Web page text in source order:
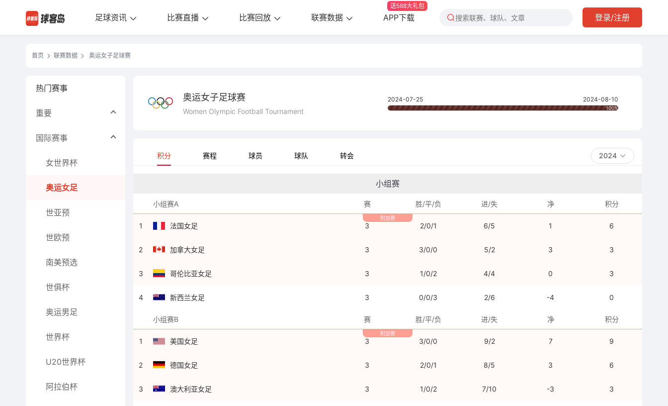
足球资讯 比赛直播 比赛回放 联赛数据 APP下载
送588大礼包
登录/注册
首页 联赛数据 奥运女子足球赛
热门赛事
重要
国际赛事
女世界杯
奥运女足
世亚预
世欧预
南美预选
世俱杯
奥运男足
世界杯
U20世界杯
阿拉伯杯
奥运女子足球赛
Women Olympic Football Tournament
2024-07-25 2024-08-10
100%
积分 赛程 球员 球队 转会 2024
小组赛
小组赛A 赛 胜/平/负 进/失 净 积分
附加赛
1 法国女足 3 2/0/1 6/5 1 6
2 加拿大女足 3 3/0/0 5/2 3 3
3 哥伦比亚女足 3 1/0/2 4/4 0 3
4 新西兰女足 3 0/0/3 2/6 -4 0
小组赛B 赛 胜/平/负 进/失 净 积分
附加赛
1 美国女足 3 3/0/0 9/2 7 9
2 德国女足 3 2/0/1 8/5 3 6
3 澳大利亚女足 3 1/0/2 7/10 -3 3